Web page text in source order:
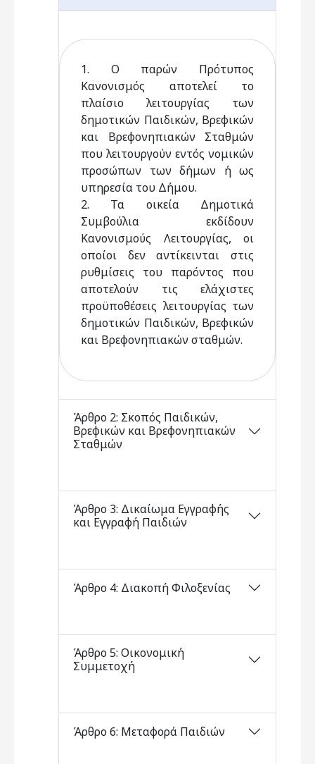
1. Ο παρών Πρότυπος
Κανονισμός αποτελεί το
πλαίσιο λειτουργίας των
δημοτικών Παιδικών, Βρεφικών
και Βρεφονηπιακών Σταθμών
που λειτουργούν εντός νομικών
προσώπων των δήμων ή ως
υπηρεσία του Δήμου.
2. Τα οικεία Δημοτικά
Συμβούλια εκδίδουν
Κανονισμούς Λειτουργίας, οι
οποίοι δεν αντίκεινται στις
ρυθμίσεις του παρόντος που
αποτελούν τις ελάχιστες
προϋποθέσεις λειτουργίας των
δημοτικών Παιδικών, Βρεφικών
και Βρεφονηπιακών σταθμών.
Άρθρο 2: Σκοπός Παιδικών,
Βρεφικών και Βρεφονηπιακών
Σταθμών
Άρθρο 3: Δικαίωμα Εγγραφής
και Εγγραφή Παιδιών
Άρθρο 4: Διακοπή Φιλοξενίας
Άρθρο 5: Οικονομική
Συμμετοχή
Άρθρο 6: Μεταφορά Παιδιών